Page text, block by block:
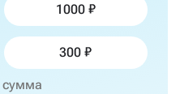
1000
300